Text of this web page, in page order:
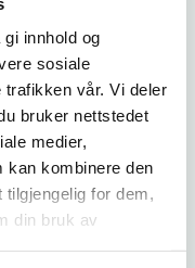
innhold og
sosiale
trafikken vår. Vi deler
bruker nettstedet
medier,
kan kombinere den
tilgjengelig for dem,
din bruk av
tekniske anlegg,
og holdbare over
og tilbyr rådgivning
utvikle oss i takt
drift. Dette
kundene opplever
til miljøet.